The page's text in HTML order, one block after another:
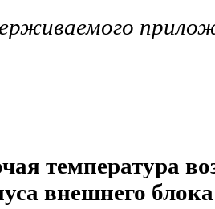
температура
внешнего